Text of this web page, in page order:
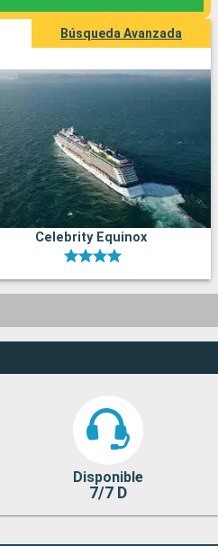
Búsqueda Avanzada
Celebrity Equinox
Disponible
7/7 D